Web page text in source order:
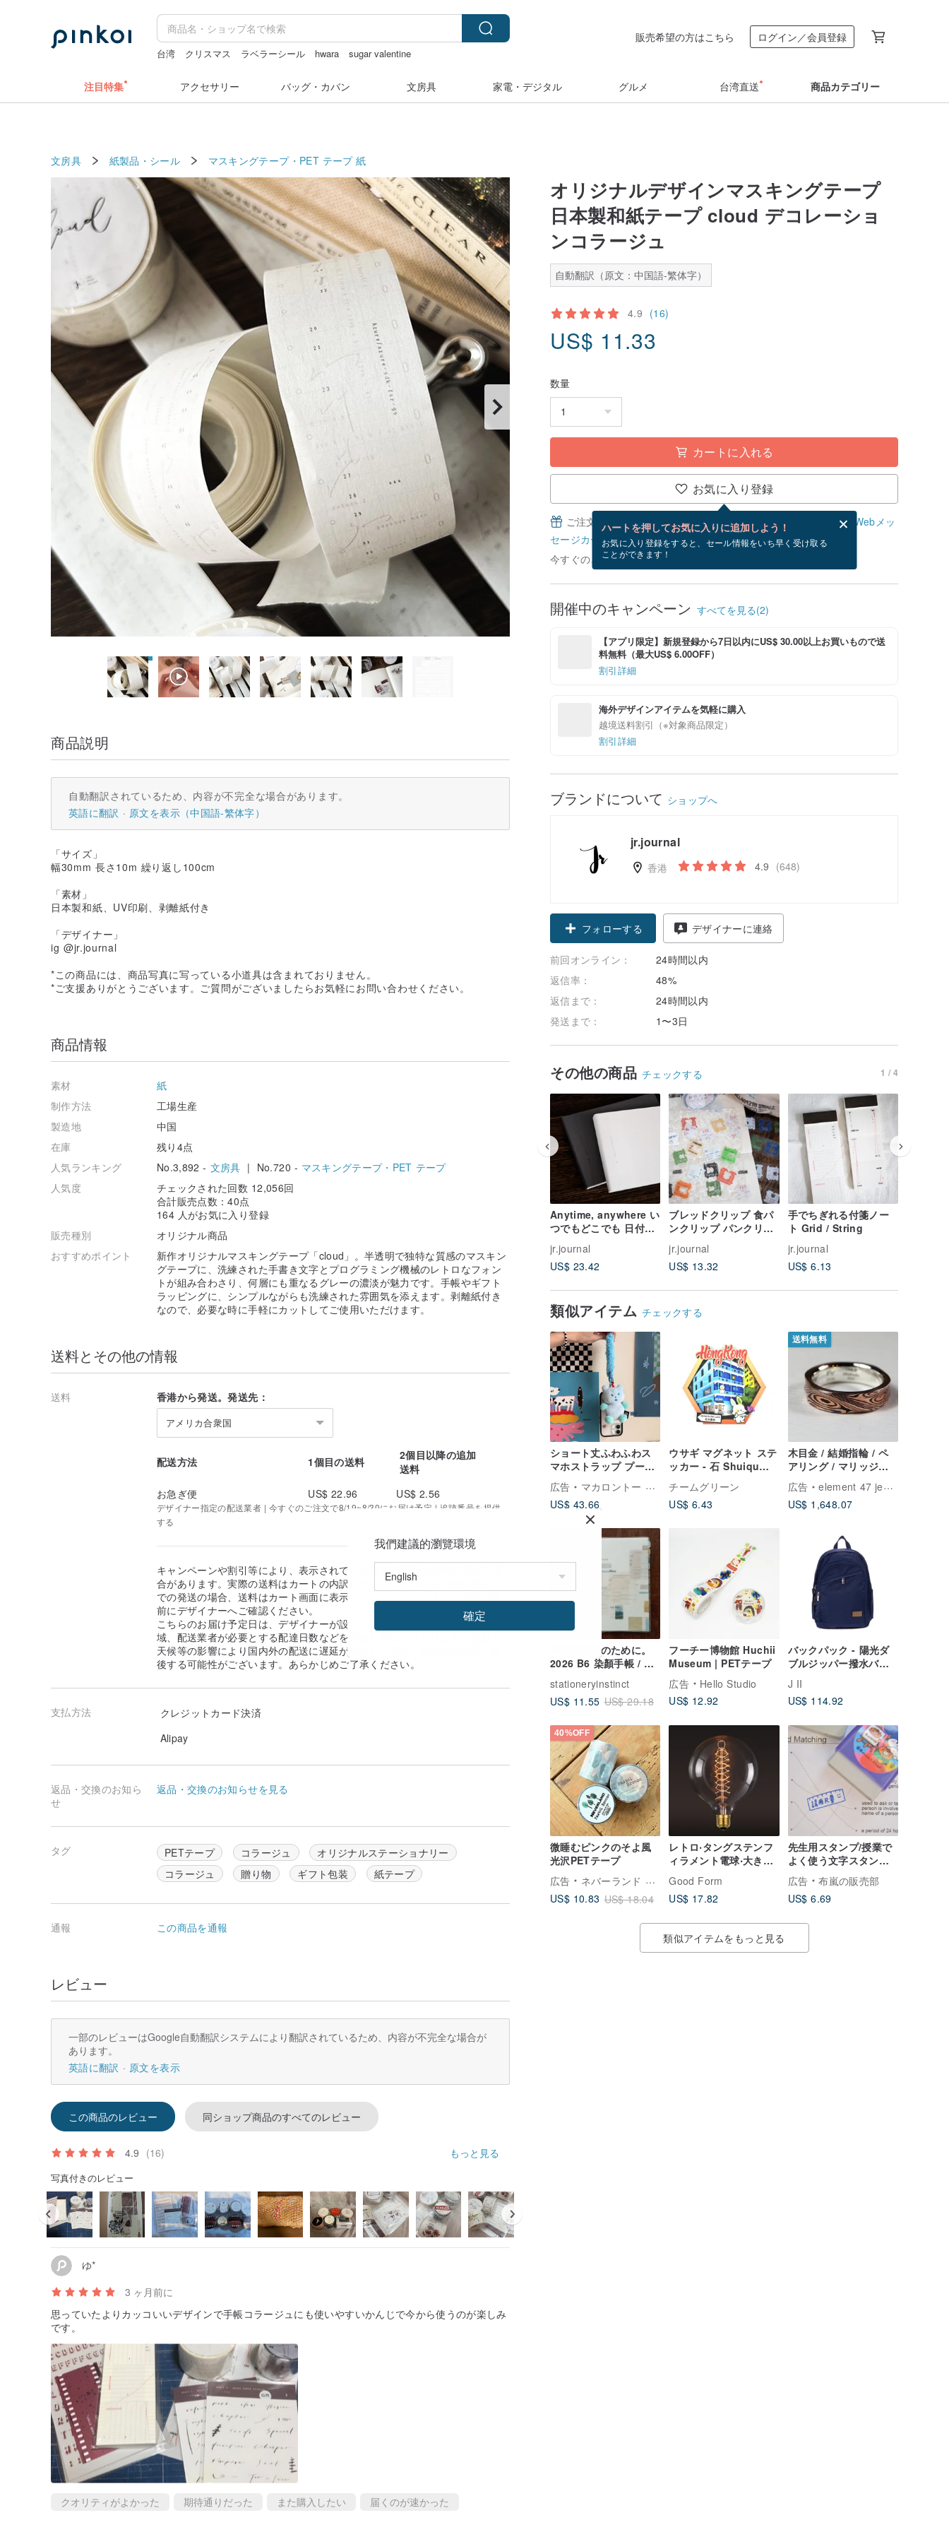
台湾 クリスマス ラベラーシール hwara
sugar valentine
販売希望の方はこちら ログイン／会員登録
注目特集 アクセサリー バッグ・カバン 文房具 家電・デジタル グルメ 台湾直送 商品カテゴリー
文房具 紙製品・シール マスキングテープ・PET テープ 紙
オリジナルデザインマスキングテープ
日本製和紙テープ cloud デコレーショ
ンコラージュ
自動翻訳（原文：中国語-繁体字）
4.9 (16)
US$ 11.33
数量
カートに入れる
お気に入り登録
ハートを押してお気に入りに追加しよう！
お気に入り登録をすると、セール情報をいち早く受け取る
ことができます！
ご注文完了後、無料でWebメッセージカードを作成できます。
Webメッ
セージカードとは？
今すぐのご注文で8/19~8/30にお届け予定です。
開催中のキャンペーン すべてを見る(2)
【アプリ限定】新規登録から7日以内にUS$ 30.00以上お買いもので送
料無料（最大US$ 6.00OFF）
割引詳細
海外デザインアイテムを気軽に購入
越境送料割引（※対象商品限定）
割引詳細
ブランドについて ショップへ
jr.journal
香港 4.9 (648)
フォローする デザイナーに連絡
前回オンライン：
24時間以内
返信率：
48%
返信まで：
24時間以内
発送まで：
1〜3日
その他の商品 チェックする 1 / 4
Anytime, anywhere い
つでもどこでも 日付フ
リー手帳
jr.journal
US$ 23.42
ブレッドクリップ 食パ
ンクリップ パンクリッ
プ マットPVC マスキン
グテープ ダイカットス
テッカーロール
jr.journal
US$ 13.32
手でちぎれる付箋ノー
ト Grid / String
jr.journal
US$ 6.13
類似アイテム チェックする
ショート丈ふわふわス
マホストラップ プール
ベア スカイブルー / 回
転式スマホシート付き
広告
マカロントー 馬卡龍腳趾
US$ 43.66
ウサギ マグネット ステ
ッカー - 石 Shuiqu
チームグリーン
US$ 6.43
送料無料
木目金 / 結婚指輪 / ペ
アリング / マリッジリ
ングオーダーメイド（1
点あたりの価格）
広告
element 47 jewelry studio
US$ 1,648.07
手帳愛好家のために。
2026 B6 染顏手帳 / ウ
ントポケットは完売し
ました。
stationeryinstinct
US$ 11.55 US$ 29.18
フーチー博物館 Huchii
Museum | PETテープ
広告
Hello Studio
US$ 12.92
バックパック - 陽光ダ
ブルジッパー撥水バッ
べるマルチカラー
J II
US$ 114.92
40%OFF
微睡むピンクのそよ風
光沢PETテープ
広告
ネバーランド 森林デザイン
US$ 10.83 US$ 18.04
レトロ‧タングステンフ
ィラメント電球‧大きな
い形
Good Form
US$ 17.82
先生用スタンプ/授業で
よく使う文字スタンプ
は、1個あたりの販売価
格です（全30種類）。
広告
布嵐の販売部
US$ 6.69
類似アイテムをもっと見る
商品説明
自動翻訳されているため、内容が不完全な場合があります。
英語に翻訳
原文を表示（中国語-繁体字）
「サイズ」
幅30mm 長さ10m 繰り返し100cm
「素材」
日本製和紙、UV印刷、剥離紙付き
「デザイナー」
ig @jr.journal
*この商品には、商品写真に写っている小道具は含まれておりません。
*ご支援ありがとうございます。ご質問がございましたらお気軽にお問い合わせください。
商品情報
素材
紙
制作方法
工場生産
製造地
中国
在庫
残り4点
人気ランキング
No.3,892 - 文房具 | No.720 - マスキングテープ・PET テープ
人気度
チェックされた回数 12,056回
合計販売点数：40点
164 人がお気に入り登録
販売種別
オリジナル商品
おすすめポイント
新作オリジナルマスキングテープ「cloud」。半透明で独特な質感のマスキン
グテープに、洗練された手書き文字とプログラミング機械のレトロなフォン
トが組み合わさり、何層にも重なるグレーの濃淡が魅力です。手帳やギフト
ラッピングに、シンプルながらも洗練された雰囲気を添えます。剥離紙付き
なので、必要な時に手軽にカットしてご使用いただけます。
送料とその他の情報
送料 香港から発送。発送先：
アメリカ合衆国
配送方法 1個目の送料
2個目以降の追加
送料
お急ぎ便
US$ 22.96 US$ 2.56
デザイナー指定の配送業者 | 今すぐのご注文で8/19~8/30にお届け予定 | 追跡番号を提供
する
キャンペーンや割引等により、表示されている送料と実際の送料が異なる場
合があります。実際の送料はカートの内訳に従います。 ※なお、送料着払い
での発送の場合、送料はカート画面に表示されません。おおよその送料は事
前にデザイナーへご確認ください。
こちらのお届け予定日は、デザイナーが設定した発送までの日数、配送先地
域、配送業者が必要とする配達日数などを考慮し算出しております。祝日や
天候等の影響により国内外の配送に遅延が発生した場合、実際の到着日が前
後する可能性がございます。あらかじめご了承ください。
支払方法
クレジットカード決済
Alipay
返品・交換のお知ら
せ
返品・交換のお知らせを見る
タグ PETテープ コラージュ
オリジナルステーショナリー
コラージュ
贈り物 ギフト包装 紙テープ
通報 この商品を通報
レビュー
一部のレビューはGoogle自動翻訳システムにより翻訳されているため、内容が不完全な場合が
あります。
英語に翻訳
原文を表示
この商品のレビュー 同ショップ商品のすべてのレビュー
4.9 (16) もっと見る
写真付きのレビュー
ゆ*
3 ヶ月前に
思っていたよりカッコいいデザインで手帳コラージュにも使いやすいかんじで今から使うのが楽しみ
です。
クオリティがよかった 期待通りだった また購入したい 届くのが速かった
我們建議的瀏覽環境
確定